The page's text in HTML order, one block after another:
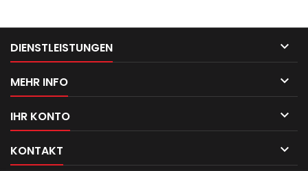
DIENSTLEISTUNGEN 
MEHR INFO 
IHR KONTO 
KONTAKT 